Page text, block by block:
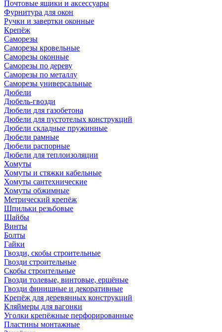
Почтовые ящики и аксессуары
Фурнитура для окон
Ручки и завертки оконные
Крепёж
Саморезы
Саморезы кровельные
Саморезы оконные
Саморезы по дереву
Саморезы по металлу
Саморезы универсальные
Дюбели
Дюбель-гвозди
Дюбели для газобетона
Дюбели для пустотелых конструкций
Дюбели складные пружинные
Дюбели рамные
Дюбели распорные
Дюбели для теплоизоляции
Хомуты
Хомуты и стяжки кабельные
Хомуты сантехнические
Хомуты обжимные
Метрический крепёж
Шпильки резьбовые
Шайбы
Винты
Болты
Гайки
Гвозди, скобы строительные
Гвозди строительные
Скобы строительные
Гвозди толевые, винтовые, ершёные
Гвозди финишные и декоративные
Крепёж для деревянных конструкций
Кляймеры для вагонки
Уголки крепёжные перфорированные
Пластины монтажные